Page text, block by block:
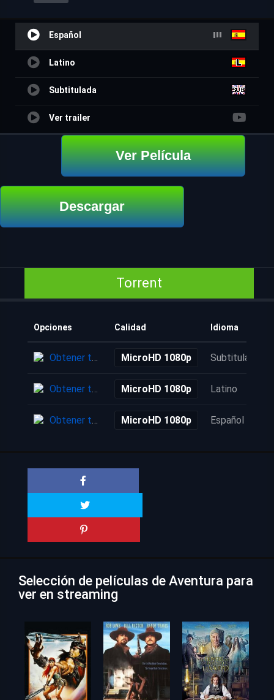
Español
Latino
Subtitulada
Ver trailer
Ver Película
Descargar
Torrent
Opciones Calidad Idioma
Obtener torrent MicroHD 1080p Subtitulada
Obtener torrent MicroHD 1080p Latino
Obtener torrent MicroHD 1080p Español
Selección de películas de Aventura para
ver en streaming